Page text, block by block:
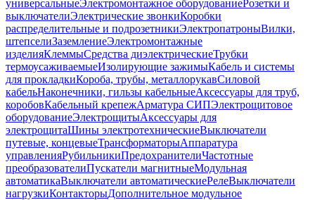
универсальныеЭлектромонтажное оборудованиеРозетки и
выключателиЭлектрические звонкиКоробки
распределительные и подрозетникиЭлектропатроныВилки,
штепселиЗаземлениеЭлектромонтажные
изделияКлеммыСредства диэлектрическиеТрубки
термоусаживаемыеИзолирующие зажимыКабель и системы
для прокладкиКороба, трубы, металлорукавСиловой
кабельНаконечники, гильзы кабельныеАксессуары для труб,
коробовКабельный крепежАрматура СИПЭлектрощитовое
оборудованиеЭлектрощитыАксессуары для
электрощитаШины электротехническиеВыключатели
путевые, концевыеТрансформаторыАппаратура
управленияРубильникиПредохранителиЧастотные
преобразователиПускатели магнитныеМодульная
автоматикаВыключатели автоматическиеРелеВыключатели
нагрузкиКонтакторыДополнительное модульное